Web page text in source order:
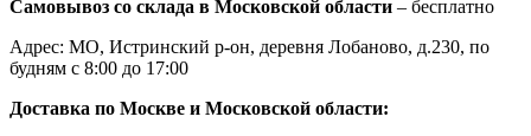
Самовывоз со склада в Московской области – бесплатно
Адрес: МО, Истринский р-он, деревня Лобаново, д.230, по
будням с 8:00 до 17:00
Доставка по Москве и Московской области: